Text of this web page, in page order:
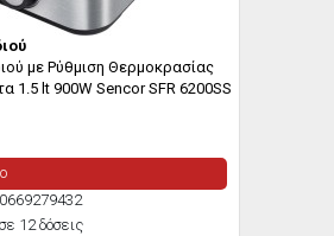
με Ρύθμιση Θερμοκρασίας
1.5 lt 900W Sencor SFR 6200SS
12 δόσεις